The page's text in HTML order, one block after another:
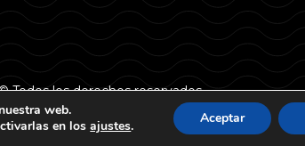
Todos los derechos reservados
web.
en losajustes. Aceptar